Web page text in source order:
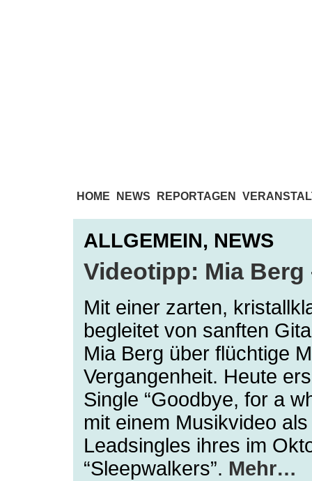
HOME NEWS REPORTAGEN
ALLGEMEIN, NEWS
Videotipp: Mia Berg
Mit einer zarten,
begleitet von sanften
Mia Berg über flüchtige
Vergangenheit. Heute
Single “Goodbye, for a
mit einem Musikvideo
Leadsingles ihres im
“Sleepwalkers”. Mehr…